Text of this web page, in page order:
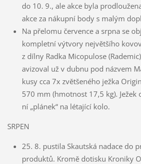
do 10. 9., ale akce byla
akce za nákupní body s malým
Na přelomu července a srpna se
kompletní výtvory největšího
z dílny Radka Micopulose
avizoval už v dubnu pod názvem
kusy cca 7x zvětšeného ježka
570 mm (hmotnost 17,5 kg). Ježek
ní „plánek“ na létající kolo.
SRPEN
25. 8. pustila Skautská nadace do
produktů. Kromě dotisku Kroniky